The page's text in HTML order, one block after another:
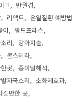
크
만월경
리액트
온열질환 예방법
이
워드프레스
리
강아지숲
몬스테라
곳
종이달해석
자국소리
소화제효과
갈만한 곳